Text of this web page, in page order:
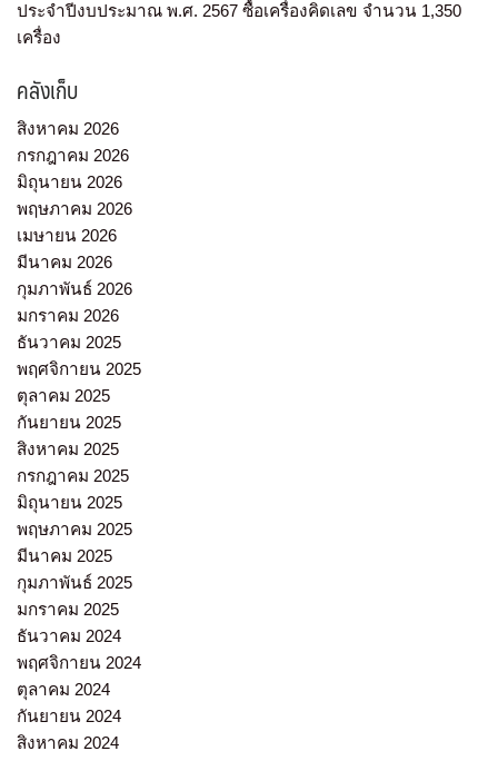
ประจำปีงบประมาณ พ.ศ. 2567 ซื้อเครื่องคิดเลข จำนวน 1,350
เครื่อง
คลังเก็บ
สิงหาคม 2026
กรกฎาคม 2026
มิถุนายน 2026
พฤษภาคม 2026
เมษายน 2026
มีนาคม 2026
กุมภาพันธ์ 2026
มกราคม 2026
ธันวาคม 2025
พฤศจิกายน 2025
ตุลาคม 2025
กันยายน 2025
สิงหาคม 2025
กรกฎาคม 2025
มิถุนายน 2025
พฤษภาคม 2025
มีนาคม 2025
กุมภาพันธ์ 2025
มกราคม 2025
ธันวาคม 2024
พฤศจิกายน 2024
ตุลาคม 2024
กันยายน 2024
สิงหาคม 2024